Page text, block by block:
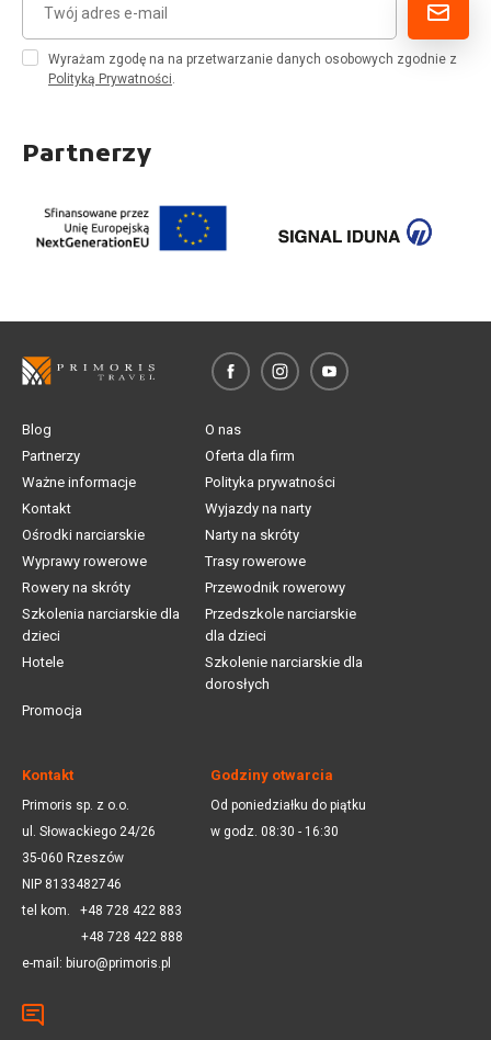
Wyrażam zgodę na na przetwarzanie danych osobowych zgodnie z
Polityką Prywatności.
Partnerzy
Blog
O nas
Partnerzy
Oferta dla firm
Ważne informacje
Polityka prywatności
Kontakt
Wyjazdy na narty
Ośrodki narciarskie
Narty na skróty
Wyprawy rowerowe
Trasy rowerowe
Rowery na skróty
Przewodnik rowerowy
Szkolenia narciarskie dla
dzieci
Przedszkole narciarskie
dla dzieci
Hotele
Szkolenie narciarskie dla
dorosłych
Promocja
Kontakt
Primoris sp. z o.o.
ul. Słowackiego 24/26
35-060 Rzeszów
NIP 8133482746
tel kom. +48 728 422 883
+48 728 422 888
e-mail: biuro@primoris.pl
Godziny otwarcia
Od poniedziałku do piątku
w godz. 08:30 - 16:30